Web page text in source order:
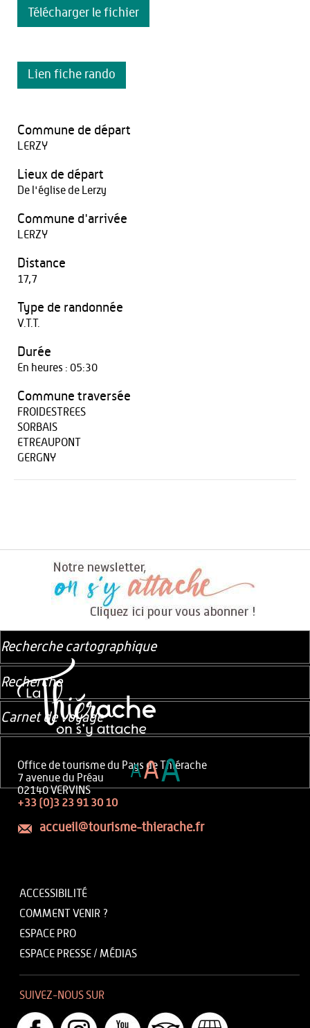
Télécharger le fichier
Lien fiche rando
Commune de départ
LERZY
Lieux de départ
De l'église de Lerzy
Commune d'arrivée
LERZY
Distance
17,7
Type de randonnée
V.T.T.
Durée
En heures : 05:30
Commune traversée
FROIDESTREES
SORBAIS
ETREAUPONT
GERGNY
Office de tourisme du Pays de Thiérache
7 avenue du Préau
02140 VERVINS
+33 (0)3 23 91 30 10
accueil@tourisme-thierache.fr
ACCESSIBILITÉ
COMMENT VENIR ?
ESPACE PRO
ESPACE PRESSE / MÉDIAS
SUIVEZ-NOUS SUR
Recherche cartographique
Recherche
Carnet de voyage
AAA